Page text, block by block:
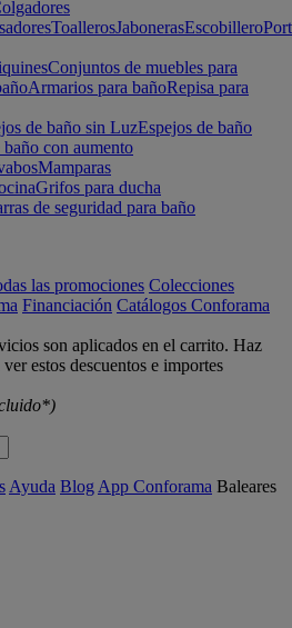
ToallerosJabonerasEscobillero
Conjuntos de muebles para
Armarios para bañoRepisa para
de baño sin LuzEspejos de baño
baño con aumento
Mamparas
Grifos para ducha
de seguridad para baño
las promociones Colecciones
Financiación Catálogos Conforama
son aplicados en el carrito. Haz
estos descuentos e importes
Ayuda Blog App Conforama Baleares